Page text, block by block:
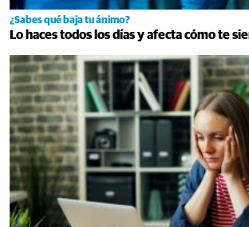
¿Sabes qué baja tu ánimo?
Lo haces todos los días y afecta cómo te